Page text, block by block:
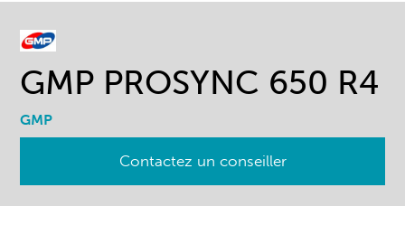
GMP PROSYNC 650 R4
GMP
Contactez un conseiller